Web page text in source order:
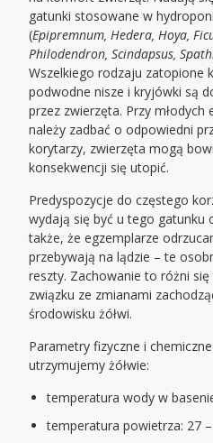
gatunki stosowane w
(Epipremnum, Hedera, Hoya,
Philodendron, Scindapsus,
Wszelkiego rodzaju zatopione
podwodne nisze i kryjówki są
przez zwierzęta. Przy młodych
należy zadbać o odpowiedni
korytarzy, zwierzęta mogą
konsekwencji się utopić.
Predyspozycje do częstego
wydają się być u tego gatunku
także, że egzemplarze
przebywają na lądzie – te
reszty. Zachowanie to różni
związku ze zmianami
środowisku żółwi.
Parametry fizyczne i
utrzymujemy żółwie:
temperatura wody w
temperatura powietrza: 27 –